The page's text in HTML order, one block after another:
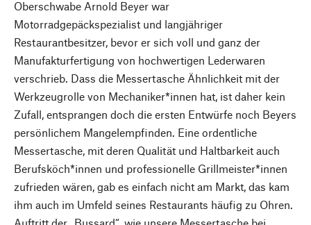
Oberschwabe Arnold Beyer war
Motorradgepäckspezialist und langjähriger
Restaurantbesitzer, bevor er sich voll und ganz der
Manufakturfertigung von hochwertigen Lederwaren
verschrieb. Dass die Messertasche Ähnlichkeit mit der
Werkzeugrolle von Mechaniker*innen hat, ist daher kein
Zufall, entsprangen doch die ersten Entwürfe noch Beyers
persönlichem Mangelempfinden. Eine ordentliche
Messertasche, mit deren Qualität und Haltbarkeit auch
Berufsköch*innen und professionelle Grillmeister*innen
zufrieden wären, gab es einfach nicht am Markt, das kam
ihm auch im Umfeld seines Restaurants häufig zu Ohren.